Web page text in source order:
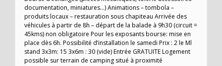
documentation, miniatures…) Animations – tombola –
produits locaux – restauration sous chapiteau Arrivée des
véhicules à partir de 8h – départ de la balade à 9h30 (circuit =
45kms) non obligatoire Pour les exposants bourse: mise en
place dès 6h. Possibilité d’installation le samedi Prix : 2 le Ml
stand 3x3m: 15 3x6m : 30 (vide) Entrée GRATUITE Logement
possible sur terrain de camping situé à proximité